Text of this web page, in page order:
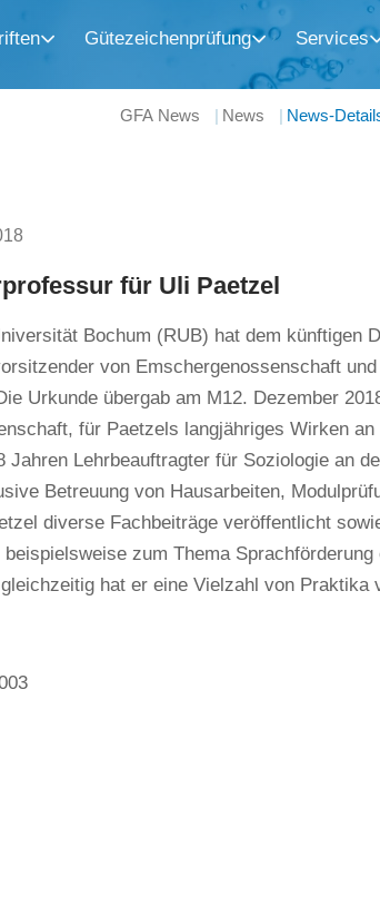
Gütezeichenprüfung Services
GFA News News News-
für Uli Paetzel
Bochum (RUB) hat dem künftigen
von Emschergenossenschaft
Urkunde übergab am M12. Dezember
für Paetzels langjähriges Wirken
Jahren Lehrbeauftragter für Soziologie an
Betreuung von Hausarbeiten,
diverse Fachbeiträge veröffentlicht
zum Thema
hat er eine Vielzahl von Praktika